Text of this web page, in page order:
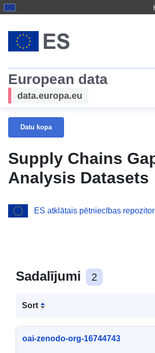
European data
data.europa.eu
Datu kopa
Supply Chains
Analysis Datasets
ES atklātais pētniecības
Sadalījumi 2
Sort
oai-zenodo-org-16744743